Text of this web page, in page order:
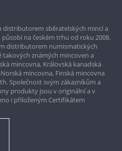
distributorem sběratelských mincí a
na českém trhu od roku 2008.
distributorem numismatických
takových známých mincoven a
mincovna, Královská kanadská
mincovna, Finská mincovna
Společnost svým zákazníkům a
produkty jsou v originální a v
i přiloženým Certifikátem